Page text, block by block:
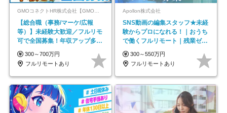
GMOコネクトHR株式会社【GMOインターネットグループ】
【総合職（事務/マーケ/広報
等）】未経験大歓迎／フルリモ
可で全国募集！年収アップ多数
★年休最大130日★
300～700万円
フルリモートあり
Apollon株式会社
SNS動画の編集スタッフ★未経
験からプロになれる！｜おうち
で働くフルリモート｜残業ゼロ
で18時退勤◎
300～550万円
フルリモートあり